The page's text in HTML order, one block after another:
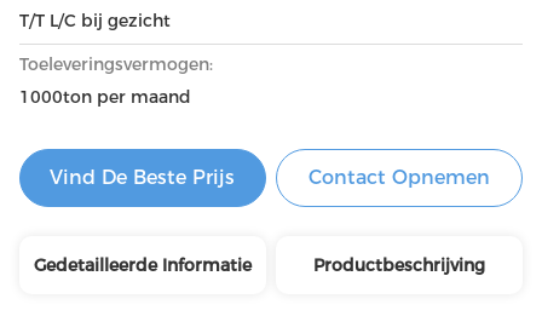
T/T L/C bij gezicht
Toeleveringsvermogen:
1000ton per maand
Vind De Beste Prijs Contact Opnemen
Gedetailleerde Informatie Productbeschrijving